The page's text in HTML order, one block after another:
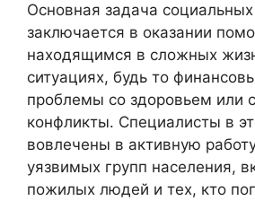
Основная задача
заключается в оказании
находящимся в сложных
ситуациях, будь то
проблемы со здоровьем или
конфликты. Специалисты в
вовлечены в активную
уязвимых групп населения,
пожилых людей и тех, кто